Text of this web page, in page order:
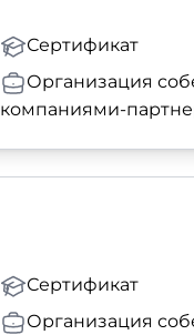
Сертификат
Организация
компаниями-
Сертификат
Организация